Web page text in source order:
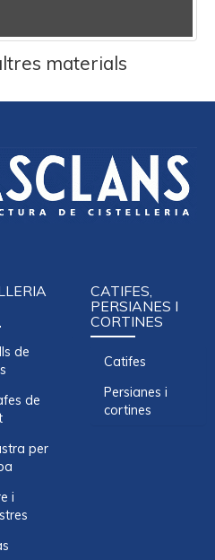
materials
de
de
per
i
CATIFES,
PERSIANES I
CORTINES
Catifes
Persianes i
cortines